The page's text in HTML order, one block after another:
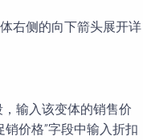
右侧的向下箭头展开详
，输入该变体的销售价
价格”字段中输入折扣